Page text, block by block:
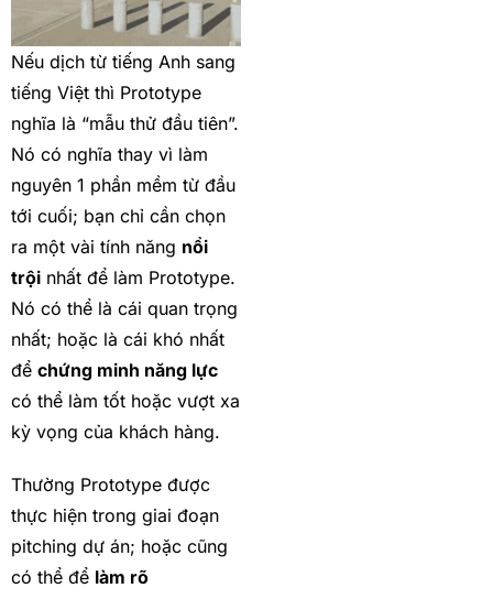
Nếu dịch từ tiếng Anh sang
tiếng Việt thì Prototype
nghĩa là “mẫu thử đầu tiên”.
Nó có nghĩa thay vì làm
nguyên 1 phần mềm từ đầu
tới cuối; bạn chỉ cần chọn
ra một vài tính năng nổi
trội nhất để làm Prototype.
Nó có thể là cái quan trọng
nhất; hoặc là cái khó nhất
để chứng minh năng lực
có thể làm tốt hoặc vượt xa
kỳ vọng của khách hàng.
Thường Prototype được
thực hiện trong giai đoạn
pitching dự án; hoặc cũng
có thể để làm rõ